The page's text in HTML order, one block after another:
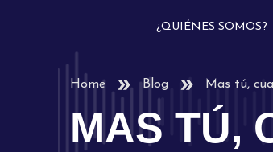
¿QUIÉNES SOMOS?
Home Blog Mas tú,
MAS TÚ,